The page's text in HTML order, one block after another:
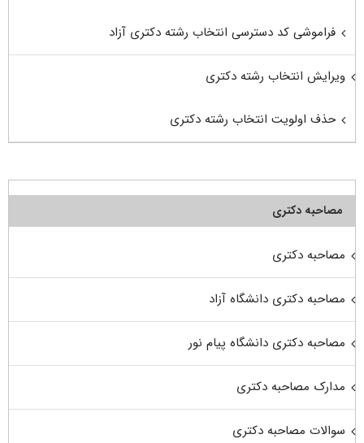
فراموشی کد دسترسی انتخاب رشته دکتری آزاد
ویرایش انتخاب رشته دکتری
حذف اولویت انتخاب رشته دکتری
مصاحبه دکتری
مصاحبه دکتری
مصاحبه دکتری دانشگاه آزاد
مصاحبه دکتری دانشگاه پیام نور
مدارک مصاحبه دکتری
سوالات مصاحبه دکتری